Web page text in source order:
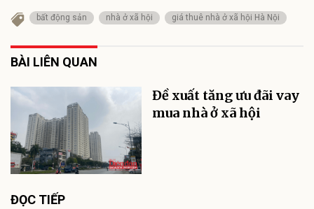
bất động sản nhà ở xã hội giá thuê nhà ở xã hội Hà Nội
BÀI LIÊN QUAN
Đề xuất tăng ưu đãi vay
mua nhà ở xã hội
ĐỌC TIẾP